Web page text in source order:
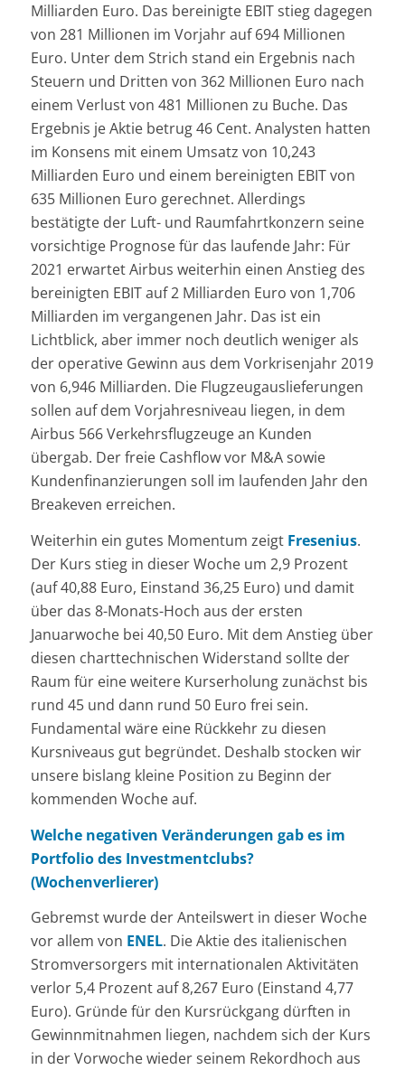
Milliarden Euro. Das bereinigte EBIT stieg dagegen
von 281 Millionen im Vorjahr auf 694 Millionen
Euro. Unter dem Strich stand ein Ergebnis nach
Steuern und Dritten von 362 Millionen Euro nach
einem Verlust von 481 Millionen zu Buche. Das
Ergebnis je Aktie betrug 46 Cent. Analysten hatten
im Konsens mit einem Umsatz von 10,243
Milliarden Euro und einem bereinigten EBIT von
635 Millionen Euro gerechnet. Allerdings
bestätigte der Luft- und Raumfahrtkonzern seine
vorsichtige Prognose für das laufende Jahr: Für
2021 erwartet Airbus weiterhin einen Anstieg des
bereinigten EBIT auf 2 Milliarden Euro von 1,706
Milliarden im vergangenen Jahr. Das ist ein
Lichtblick, aber immer noch deutlich weniger als
der operative Gewinn aus dem Vorkrisenjahr 2019
von 6,946 Milliarden. Die Flugzeugauslieferungen
sollen auf dem Vorjahresniveau liegen, in dem
Airbus 566 Verkehrsflugzeuge an Kunden
übergab. Der freie Cashflow vor M&A sowie
Kundenfinanzierungen soll im laufenden Jahr den
Breakeven erreichen.
Weiterhin ein gutes Momentum zeigt Fresenius.
Der Kurs stieg in dieser Woche um 2,9 Prozent
(auf 40,88 Euro, Einstand 36,25 Euro) und damit
über das 8-Monats-Hoch aus der ersten
Januarwoche bei 40,50 Euro. Mit dem Anstieg über
diesen charttechnischen Widerstand sollte der
Raum für eine weitere Kurserholung zunächst bis
rund 45 und dann rund 50 Euro frei sein.
Fundamental wäre eine Rückkehr zu diesen
Kursniveaus gut begründet. Deshalb stocken wir
unsere bislang kleine Position zu Beginn der
kommenden Woche auf.
Welche negativen Veränderungen gab es im
Portfolio des Investmentclubs?
(Wochenverlierer)
Gebremst wurde der Anteilswert in dieser Woche
vor allem von ENEL. Die Aktie des italienischen
Stromversorgers mit internationalen Aktivitäten
verlor 5,4 Prozent auf 8,267 Euro (Einstand 4,77
Euro). Gründe für den Kursrückgang dürften in
Gewinnmitnahmen liegen, nachdem sich der Kurs
in der Vorwoche wieder seinem Rekordhoch aus